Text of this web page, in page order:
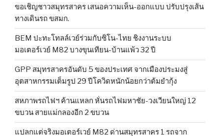
ขอเชิญชาวสมุทรสาคร เสนอความเห็น-ออกแบบ ปรับปรุงเส้น
ทางเดินรถ ขสมก.
BEM ปะทะโทลล์เวย์ร่วมกับซิโน-ไทย ชิงงานระบบ
มอเตอร์เวย์ M82 บางขุนเทียน-บ้านแพ้ว 32 ปี
GPP สมุทรสาครอันดับ 5 ของประเทศ จากเมืองประมงสู่
อุตสาหกรรมเต็มรูป 29 ปีโควิดหนักน้อยกว่าต้มยำกุ้ง
สหภาพรถไฟฯ ค้านแหลก หั่นรถไฟมหาชัย-วงเวียนใหญ่ 12
ขบวน สายแม่กลองอีก 2 ขบวน
แปลกแต่จริงมอเตอร์เวย์ M82 ด่านสมุทรสาคร 1 รถจาก